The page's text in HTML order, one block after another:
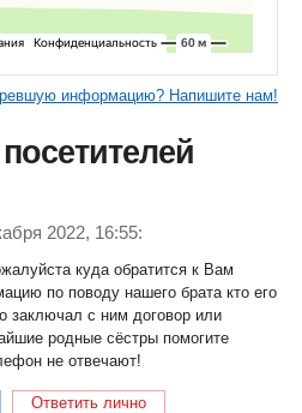
информацию? Напишите нам!
2022, 16:55:
куда обратится к Вам
по поводу нашего брата кто его
заключал с ним договор или
родные сёстры помогите
не отвечают!
Ответить лично